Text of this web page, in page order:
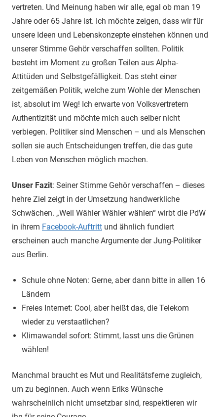
vertreten. Und Meinung haben wir alle, egal ob man 19
Jahre oder 65 Jahre ist. Ich möchte zeigen, dass wir für
unsere Ideen und Lebenskonzepte einstehen können und
unserer Stimme Gehör verschaffen sollten. Politik
besteht im Moment zu großen Teilen aus Alpha-
Attitüden und Selbstgefälligkeit. Das steht einer
zeitgemäßen Politik, welche zum Wohle der Menschen
ist, absolut im Weg! Ich erwarte von Volksvertretern
Authentizität und möchte mich auch selber nicht
verbiegen. Politiker sind Menschen – und als Menschen
sollen sie auch Entscheidungen treffen, die das gute
Leben von Menschen möglich machen.
Unser Fazit: Seiner Stimme Gehör verschaffen – dieses
hehre Ziel zeigt in der Umsetzung handwerkliche
Schwächen. „Weil Wähler Wähler wählen“ wirbt die PdW
in ihrem Facebook-Auftritt und ähnlich fundiert
erscheinen auch manche Argumente der Jung-Politiker
aus Berlin.
Schule ohne Noten: Gerne, aber dann bitte in allen 16
Ländern
Freies Internet: Cool, aber heißt das, die Telekom
wieder zu verstaatlichen?
Klimawandel sofort: Stimmt, lasst uns die Grünen
wählen!
Manchmal braucht es Mut und Realitätsferne zugleich,
um zu beginnen. Auch wenn Eriks Wünsche
wahrscheinlich nicht umsetzbar sind, respektieren wir